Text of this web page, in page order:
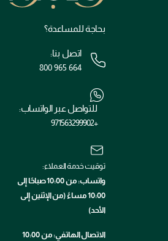
بحاجة للمساعدة؟
اتصل بنا:
800 965 664
للتواصل عبر الواتساب:
+971563299902
توقيت خدمة العملاء:
واتساب: من 10:00 صباحًا إلى
10:00 مساءً (من الإثنين إلى
الأحد)
الاتصال الهاتفي: من 10:00